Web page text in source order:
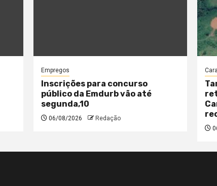
Empregos
Inscrições para concurso
público da Emdurb vão até
segunda,10
06/08/2026 Redação